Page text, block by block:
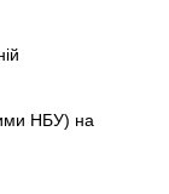
НБУ) на